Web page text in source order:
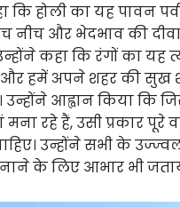
कि होली का यह पावन
नीच और भेदभाव की
कहा कि रंगों का यह
हमें अपने शहर की सुख
आह्वान किया कि
रहे हैं, उसी प्रकार पूरे
उन्होंने सभी के
के लिए आभार भी